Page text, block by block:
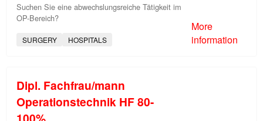
Suchen Sie eine abwechslungsreiche Tätigkeit im
OP-Bereich?
SURGERY HOSPITALS
More
information
Dipl. Fachfrau/mann
Operationstechnik HF 80-